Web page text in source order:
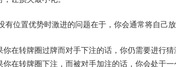
有位置优势时激进的问题在于，你会通常将自己
你在转牌圈过牌而对手下注的话，你仍需要进行
你在转牌圈下注，而被对手加注的话，你会处于